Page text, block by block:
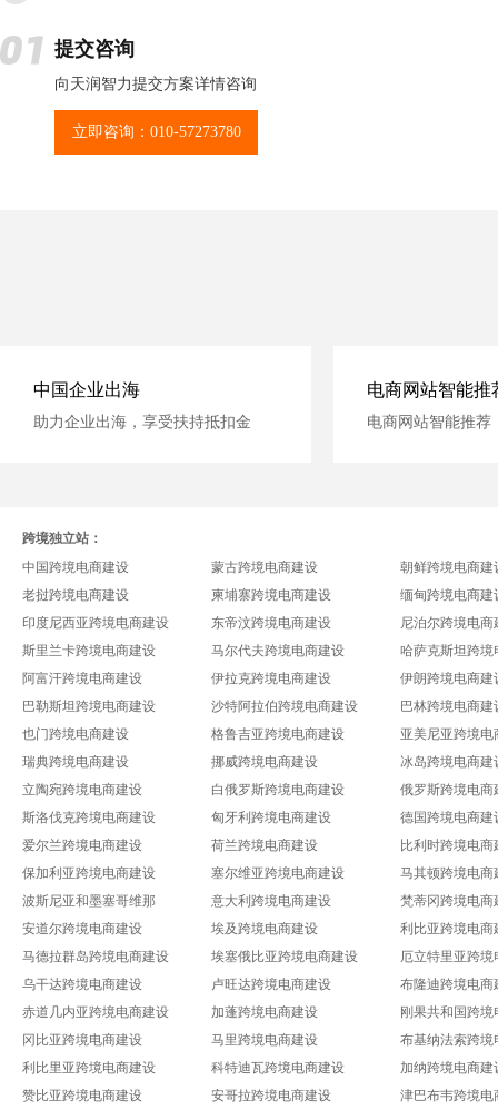
提交咨询
向天润智力提交方案详情咨询
立即咨询：010-57273780
中国企业出海
助力企业出海，享受扶持抵扣金
电商网站智能推
电商网站智能推荐
跨境独立站：
中国跨境电商建设 蒙古跨境电商建设
朝鲜跨境电商建
老挝跨境电商建设
柬埔寨跨境电商建设
缅甸跨境电商建
印度尼西亚跨境电商建设
东帝汶跨境电商建设
尼泊尔跨境电商
斯里兰卡跨境电商建设
马尔代夫跨境电商建设
哈萨克斯坦跨境
阿富汗跨境电商建设
伊拉克跨境电商建设
伊朗跨境电商建
巴勒斯坦跨境电商建设
沙特阿拉伯跨境电商建设
巴林跨境电商建
也门跨境电商建设
格鲁吉亚跨境电商建设
亚美尼亚跨境电
瑞典跨境电商建设
挪威跨境电商建设
冰岛跨境电商建
立陶宛跨境电商建设
白俄罗斯跨境电商建设
俄罗斯跨境电商
斯洛伐克跨境电商建设
匈牙利跨境电商建设
德国跨境电商建
爱尔兰跨境电商建设
荷兰跨境电商建设
比利时跨境电商
保加利亚跨境电商建设
塞尔维亚跨境电商建设
马其顿跨境电商
波斯尼亚和墨塞哥维那
意大利跨境电商建设
梵蒂冈跨境电商
安道尔跨境电商建设
埃及跨境电商建设
利比亚跨境电商
马德拉群岛跨境电商建设
埃塞俄比亚跨境电商建设
厄立特里亚跨
乌干达跨境电商建设
卢旺达跨境电商建设
布隆迪跨境电商
赤道几内亚跨境电商建设
加蓬跨境电商建设
刚果共和国跨境
冈比亚跨境电商建设
马里跨境电商建设
布基纳法索跨境
利比里亚跨境电商建设
科特迪瓦跨境电商建设
加纳跨境电商建
赞比亚跨境电商建设
安哥拉跨境电商建设
津巴布韦跨境电